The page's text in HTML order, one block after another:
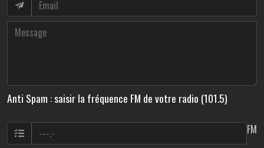
Anti Spam : saisir la fréquence FM de votre radio (101.5)
FM